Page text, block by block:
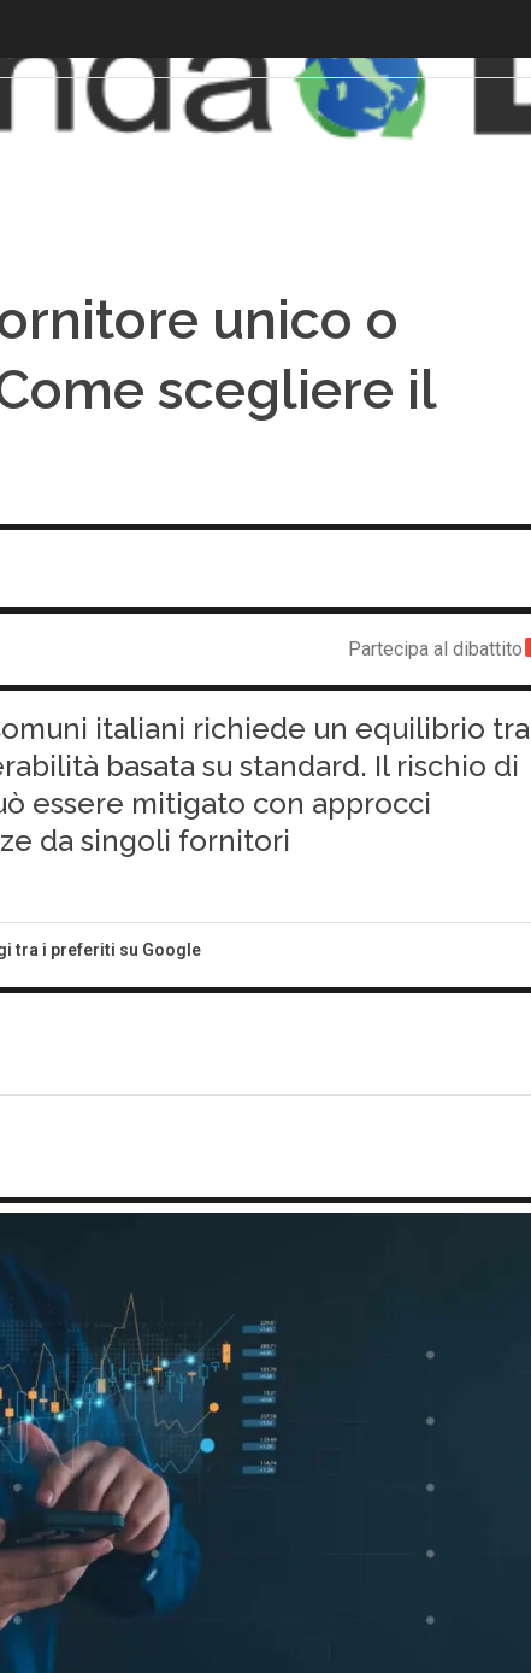
unico o
scegliere il
Partecipa al dibattito
italiani richiede un equilibrio tra
basata su standard. Il rischio di
essere mitigato con approcci
da singoli fornitori
tra i preferiti su Google